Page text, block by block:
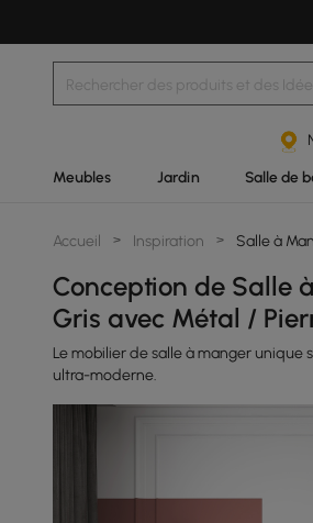
Meubles Jardin Salle de
Accueil > Inspiration > Salle à
Conception de Salle
Gris avec Métal /
Le mobilier de salle à manger
ultra-moderne.